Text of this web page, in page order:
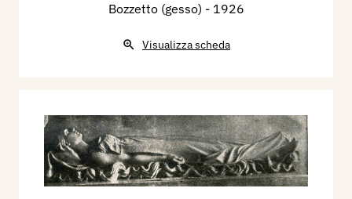
Bozzetto (gesso) - 1926
Visualizza scheda